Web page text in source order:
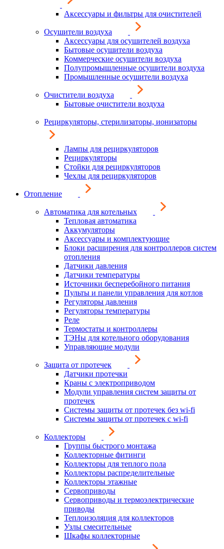
Аксессуары и фильтры для очистителей
Осушители воздуха
Аксессуары для осушителей воздуха
Бытовые осушители воздуха
Коммерческие осушители воздуха
Полупромышленные осушители воздуха
Промышленные осушители воздуха
Очистители воздуха
Бытовые очистители воздуха
Рециркуляторы, стерилизаторы, ионизаторы
Лампы для рециркуляторов
Рециркуляторы
Стойки для рециркуляторов
Чехлы для рециркуляторов
Отопление
Автоматика для котельных
Тепловая автоматика
Аккумуляторы
Аксессуары и комплектующие
Блоки расширения для контроллеров систем
отопления
Датчики давления
Датчики температуры
Источники бесперебойного питания
Пульты и панели управления для котлов
Регуляторы давления
Регуляторы температуры
Реле
Термостаты и контроллеры
ТЭНы для котельного оборудования
Управляющие модули
Защита от протечек
Датчики протечки
Краны с электроприводом
Модули управления систем защиты от
протечек
Системы защиты от протечек без wi-fi
Системы защиты от протечек с wi-fi
Коллекторы
Группы быстрого монтажа
Коллекторные фитинги
Коллекторы для теплого пола
Коллекторы распределительные
Коллекторы этажные
Сервоприводы
Сервоприводы и термоэлектрические
приводы
Теплоизоляция для коллекторов
Узлы смесительные
Шкафы коллекторные